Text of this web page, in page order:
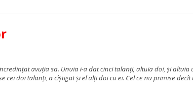
avuţia sa. Unuia i-a dat cinci talanţi, altuia doi, şi
doi talanţi, a cîştigat şi el alţi doi cu ei. Cel ce nu primise